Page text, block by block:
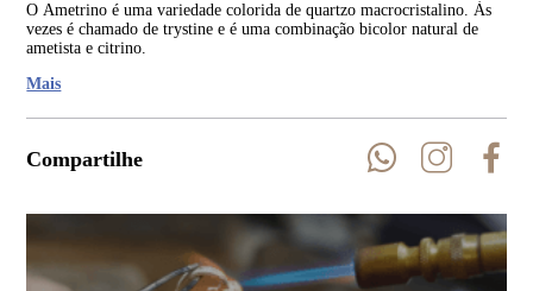
O Ametrino é uma variedade colorida de quartzo macrocristalino. Às
vezes é chamado de trystine e é uma combinação bicolor natural de
ametista e citrino.
Mais
Compartilhe